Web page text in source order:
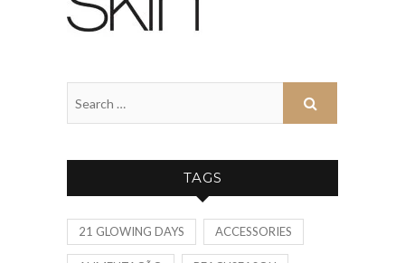
TAGS
21 GLOWING DAYS ACCESSORIES